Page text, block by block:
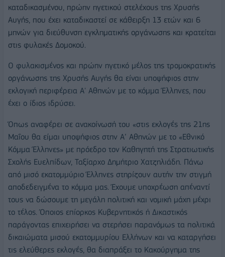
καταδικασμένου, πρώην ηγετικού στελέχους της Χρυσής
Αυγής, που έχει καταδικαστεί σε κάθειρξη 13 ετών και 6
μηνών για διεύθυνση εγκληματικής οργάνωσης και κρατείται
στις φυλακές Δομοκού.
Ο φυλακισμένος και πρώην ηγετικό μέλος της τρομοκρατικής
οργάνωσης της Χρυσής Αυγής θα είναι υποψήφιος στην
εκλογική περιφέρεια Α' Αθηνών με το κόμμα Έλληνες, που
έχει ο ίδιος ιδρύσει.
Όπως αναφέρει σε ανακοίνωσή του «στις εκλογές της 21ης
Μαΐου θα είμαι υποψήφιος στην Α’ Αθηνών με το «Εθνικό
Κόμμα Έλληνες» με πρόεδρο τον Καθηγητή της Στρατιωτικής
Σχολής Ευελπίδων, Ταξίαρχο Δημήτριο Χατζηλιάδη. Πάνω
από μισό εκατομμύριο Έλληνες στηρίζουν αυτήν την στιγμή
αποδεδειγμένα το κόμμα μας. Έχουμε υποχρέωση απέναντί
τους να δώσουμε τη μεγάλη πολιτική και νομική μάχη μέχρι
το τέλος. Όποιος επίορκος Κυβερνητικός ή Δικαστικός
παράγοντας επιχειρήσει να στερήσει παρανόμως τα πολιτικά
δικαιώματα μισού εκατομμυρίου Ελλήνων και να καταργήσει
τις ελεύθερες εκλογές, θα διαπράξει το Κακούργημα της